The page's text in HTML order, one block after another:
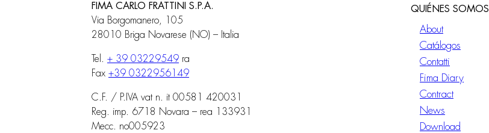
FIMA CARLO FRATTINI S.P.A.
Via Borgomanero, 105
28010 Briga Novarese (NO) – Italia
Tel. + 39 03229549 ra
Fax +39 0322956149
C.F. / P.IVA vat n. it 00581 420031
Reg. imp. 6718 Novara – rea 133931
Mecc. no005923
QUIÉNES SOMOS
About
Catálogos
Contatti
Fima Diary
Contract
News
Download